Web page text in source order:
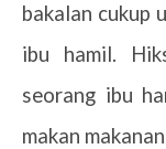
bakalan cukup
ibu hamil.
seorang ibu
makan